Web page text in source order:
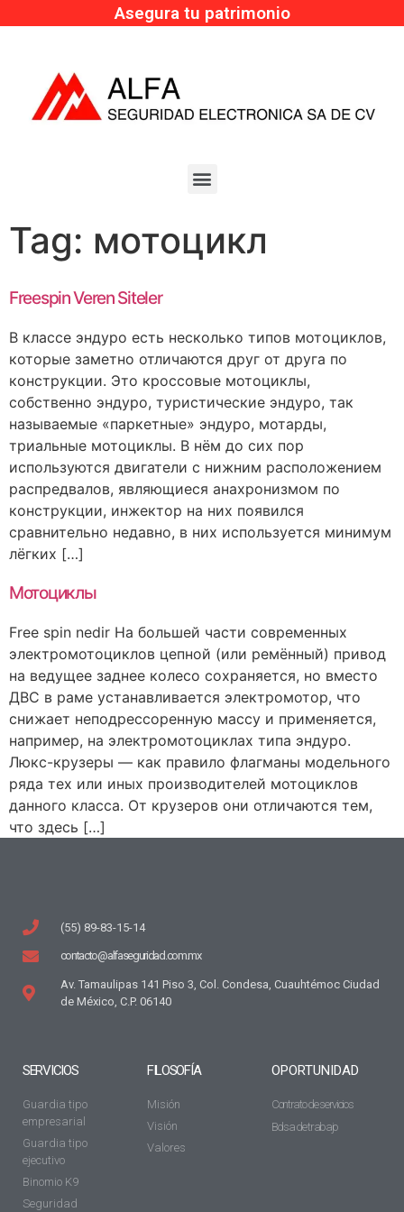
Asegura tu patrimonio
Tag: мотоцикл
Freespin Veren Siteler
В классе эндуро есть несколько типов мотоциклов,
которые заметно отличаются друг от друга по
конструкции. Это кроссовые мотоциклы,
собственно эндуро, туристические эндуро, так
называемые «паркетные» эндуро, мотарды,
триальные мотоциклы. В нём до сих пор
используются двигатели с нижним расположением
распредвалов, являющиеся анахронизмом по
конструкции, инжектор на них появился
сравнительно недавно, в них используется минимум
лёгких […]
Мотоциклы
Free spin nedir На большей части современных
электромотоциклов цепной (или ремённый) привод
на ведущее заднее колесо сохраняется, но вместо
ДВС в раме устанавливается электромотор, что
снижает неподрессоренную массу и применяется,
например, на электромотоциклах типа эндуро.
Люкс-крузеры — как правило флагманы модельного
ряда тех или иных производителей мотоциклов
данного класса. От крузеров они отличаются тем,
что здесь […]
(55) 89-83-15-14
contacto@alfaseguridad.com.mx
Av. Tamaulipas 141 Piso 3, Col. Condesa, Cuauhtémoc Ciudad
de México, C.P. 06140
SERVICIOS
Guardia tipo
empresarial
Guardia tipo
ejecutivo
Binomio K9
Seguridad
FILOSOFÍA
Misión
Visión
Valores
OPORTUNIDAD
Contrato de servicios
Bolsa de trabajo